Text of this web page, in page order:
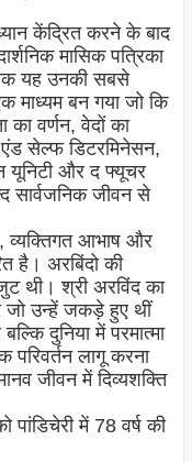
केंद्रित करने के बाद
मासिक पत्रिका
यह उनकी सबसे
माध्यम बन गया जो कि
वर्णन, वेदों का
एंड सेल्फ डिटरमिनेसन,
यूनिटी और द फ्यूचर
सार्वजनिक जीवन से
व्यक्तिगत आभाष और
है। अरबिंदो की
थी। श्री अरविंद का
जो उन्हें जकड़े हुए थीं
दुनिया में परमात्मा
परिवर्तन लागू करना
जीवन में दिव्यशक्ति
पांडिचेरी में 78 वर्ष की